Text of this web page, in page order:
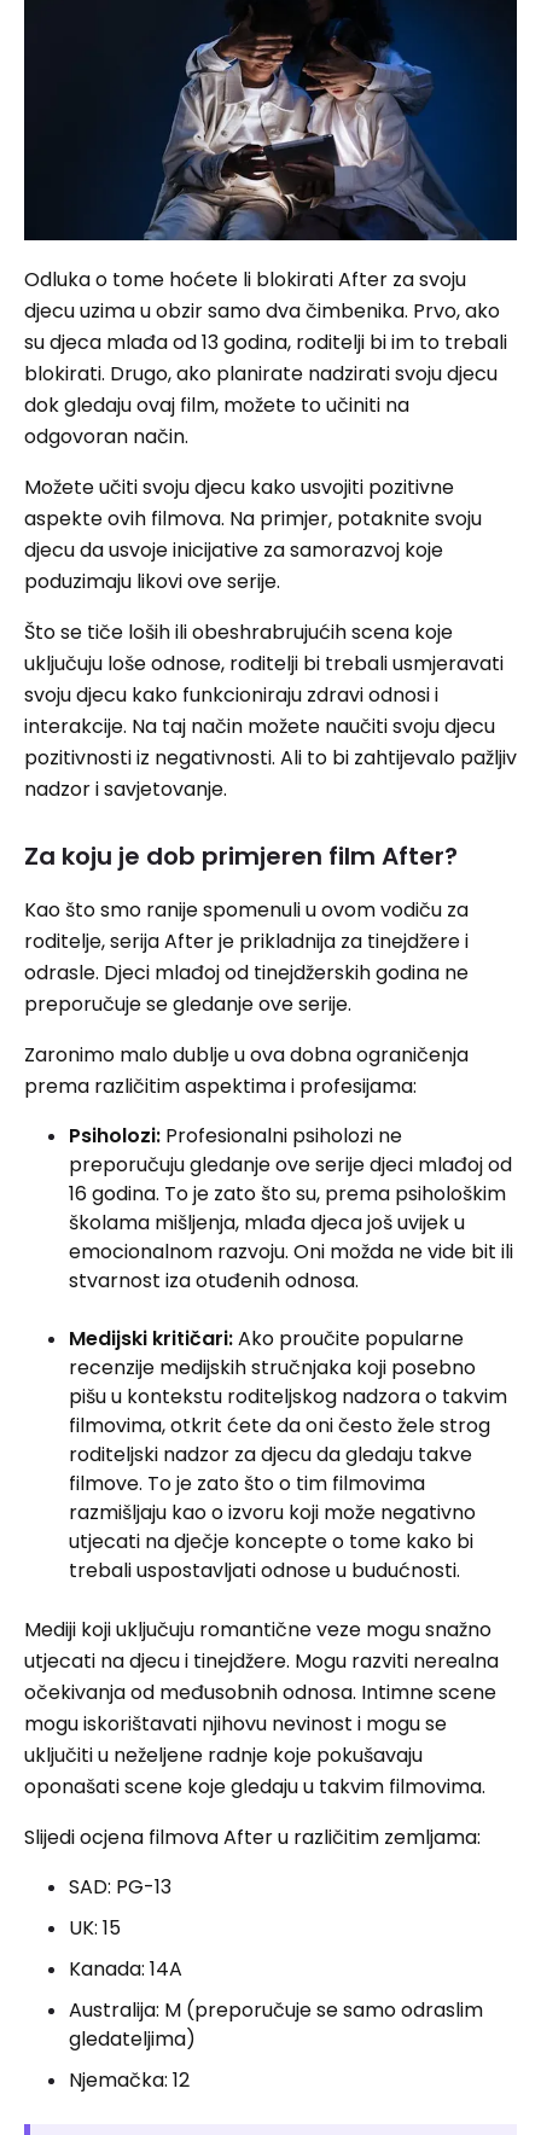
Odluka o tome hoćete li blokirati After za svoju
djecu uzima u obzir samo dva čimbenika. Prvo, ako
su djeca mlađa od 13 godina, roditelji bi im to trebali
blokirati. Drugo, ako planirate nadzirati svoju djecu
dok gledaju ovaj film, možete to učiniti na
odgovoran način.
Možete učiti svoju djecu kako usvojiti pozitivne
aspekte ovih filmova. Na primjer, potaknite svoju
djecu da usvoje inicijative za samorazvoj koje
poduzimaju likovi ove serije.
Što se tiče loših ili obeshrabrujućih scena koje
uključuju loše odnose, roditelji bi trebali usmjeravati
svoju djecu kako funkcioniraju zdravi odnosi i
interakcije. Na taj način možete naučiti svoju djecu
pozitivnosti iz negativnosti. Ali to bi zahtijevalo pažljiv
nadzor i savjetovanje.
Za koju je dob primjeren film After?
Kao što smo ranije spomenuli u ovom vodiču za
roditelje, serija After je prikladnija za tinejdžere i
odrasle. Djeci mlađoj od tinejdžerskih godina ne
preporučuje se gledanje ove serije.
Zaronimo malo dublje u ova dobna ograničenja
prema različitim aspektima i profesijama:
Psiholozi: Profesionalni psiholozi ne
preporučuju gledanje ove serije djeci mlađoj od
16 godina. To je zato što su, prema psihološkim
školama mišljenja, mlađa djeca još uvijek u
emocionalnom razvoju. Oni možda ne vide bit ili
stvarnost iza otuđenih odnosa.
Medijski kritičari:Ako proučite popularne
recenzije medijskih stručnjaka koji posebno
pišu u kontekstu roditeljskog nadzora o takvim
filmovima, otkrit ćete da oni često žele strog
roditeljski nadzor za djecu da gledaju takve
filmove. To je zato što o tim filmovima
razmišljaju kao o izvoru koji može negativno
utjecati na dječje koncepte o tome kako bi
trebali uspostavljati odnose u budućnosti.
Mediji koji uključuju romantične veze mogu snažno
utjecati na djecu i tinejdžere. Mogu razviti nerealna
očekivanja od međusobnih odnosa. Intimne scene
mogu iskorištavati njihovu nevinost i mogu se
uključiti u neželjene radnje koje pokušavaju
oponašati scene koje gledaju u takvim filmovima.
Slijedi ocjena filmova After u različitim zemljama:
SAD: PG-13
UK: 15
Kanada: 14A
Australija: M (preporučuje se samo odraslim
gledateljima)
Njemačka: 12